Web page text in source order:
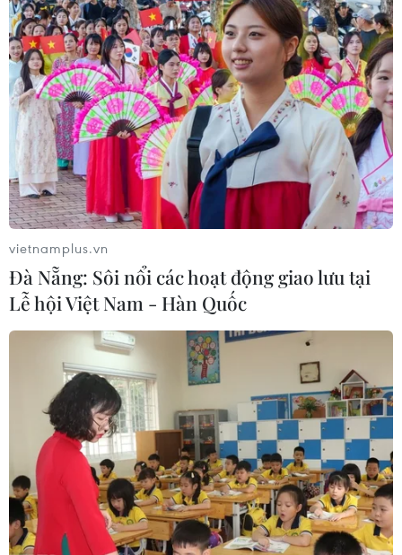
Đà Nẵng: Hỗ trợ 700 triệu đồng cho
đồng bào nghèo xã Hùng Sơn
08/08/2026 09:58
Vùng 3 Hải quân cứu thành công 1
nạn nhân bị sóng cuốn tại Mũi Nghê
08/08/2026 08:43
Trung Quốc nâng mức ứng phó khẩn
cấp với bão Dolphin
08/08/2026 07:10
Đà Nẵng: Sóng cuốn 4 người tại Mũi
Nghê, 3 người mất tích
08/08/2026 06:02
Vượt lên di chứng chất độc da cam,
vietnamplus.vn
Đà Nẵng: Sôi nổi các hoạt động giao lưu tại
Lễ hội Việt Nam - Hàn Quốc